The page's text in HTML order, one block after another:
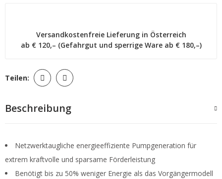
Versandkostenfreie Lieferung in Österreich
ab € 120,– (Gefahrgut und sperrige Ware ab € 180,–)
Teilen:
Beschreibung
Netzwerktaugliche energieeffiziente Pumpgeneration für
extrem kraftvolle und sparsame Förderleistung
Benötigt bis zu 50% weniger Energie als das Vorgängermodell